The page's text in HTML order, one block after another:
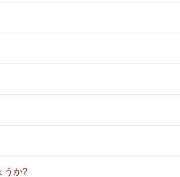
うか?